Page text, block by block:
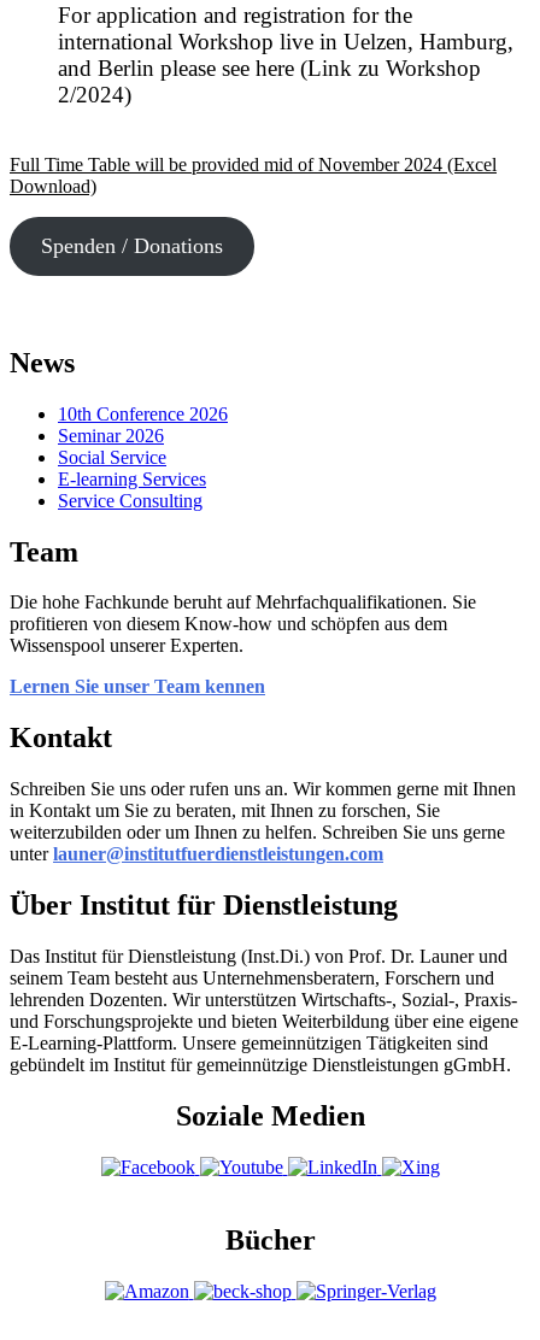
For application and registration for the
international Workshop live in Uelzen, Hamburg,
and Berlin please see here (Link zu Workshop
2/2024)
Full Time Table will be provided mid of November 2024 (Excel
Download)
Spenden / Donations
News
10th Conference 2026
Seminar 2026
Social Service
E-learning Services
Service Consulting
Team
Die hohe Fachkunde beruht auf Mehrfachqualifikationen. Sie
profitieren von diesem Know-how und schöpfen aus dem
Wissenspool unserer Experten.
Lernen Sie unser Team kennen
Kontakt
Schreiben Sie uns oder rufen uns an. Wir kommen gerne mit Ihnen
in Kontakt um Sie zu beraten, mit Ihnen zu forschen, Sie
weiterzubilden oder um Ihnen zu helfen. Schreiben Sie uns gerne
unterlauner@institutfuerdienstleistungen.com
Über Institut für Dienstleistung
Das Institut für Dienstleistung (Inst.Di.) von Prof. Dr. Launer und
seinem Team besteht aus Unternehmensberatern, Forschern und
lehrenden Dozenten. Wir unterstützen Wirtschafts-, Sozial-, Praxis-
und Forschungsprojekte und bieten Weiterbildung über eine eigene
E-Learning-Plattform. Unsere gemeinnützigen Tätigkeiten sind
gebündelt im Institut für gemeinnützige Dienstleistungen gGmbH.
Soziale Medien
Bücher